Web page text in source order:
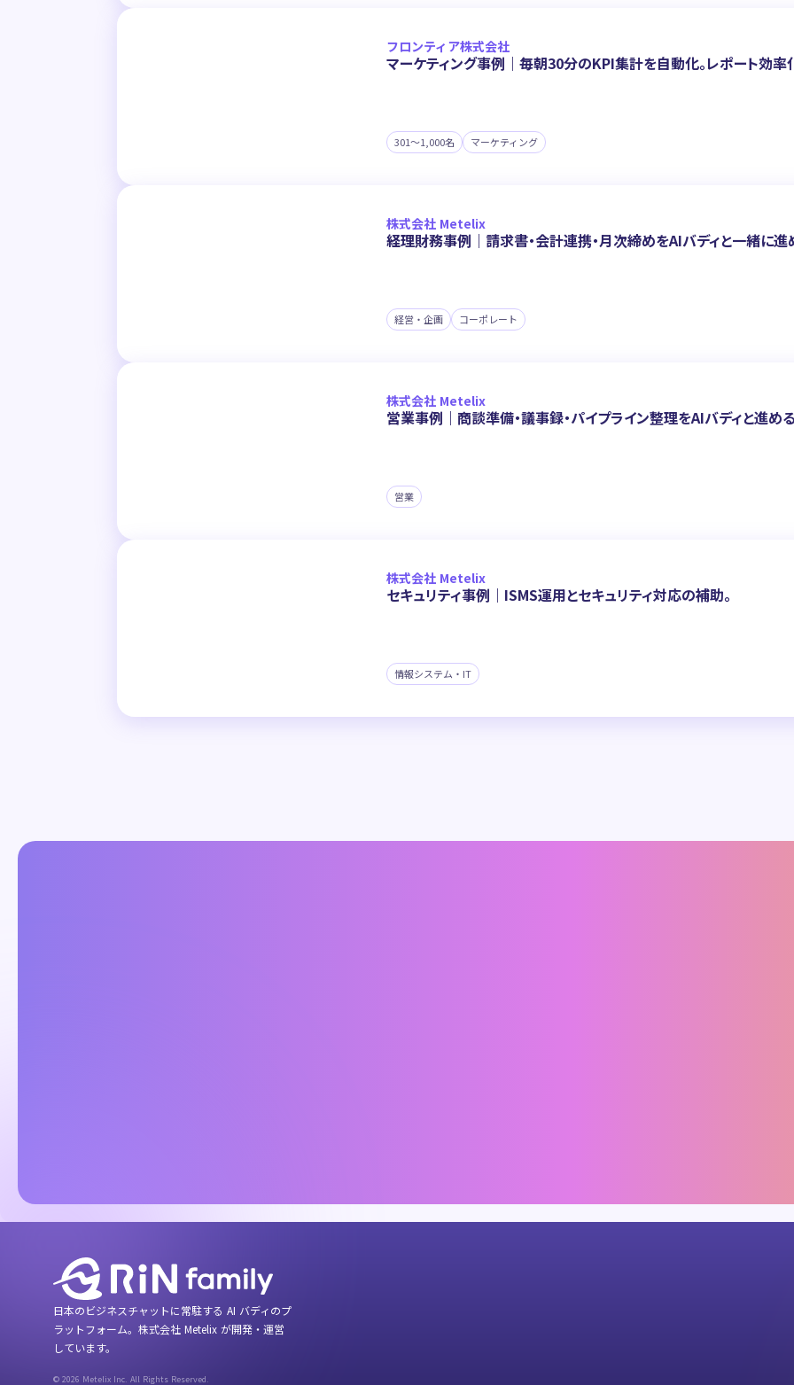
フロンティア株式会社
マーケティング事例｜毎朝30分のKPI集計を自動化。レポート効率
301〜1,000名 マーケティング
株式会社 Metelix
経理財務事例｜請求書・会計連携・月次締めをAIバディと一緒に進
経営・企画 コーポレート
株式会社 Metelix
営業事例｜商談準備・議事録・パイプライン整理をAIバディと進め
営業
株式会社 Metelix
セキュリティ事例｜ISMS運用とセキュリティ対応の補助。
情報システム・IT
日本のビジネスチャットに常駐する AI バディのプ
ラットフォーム。株式会社 Metelix が開発・運営
しています。
© 2026 Metelix Inc. All Rights Reserved.